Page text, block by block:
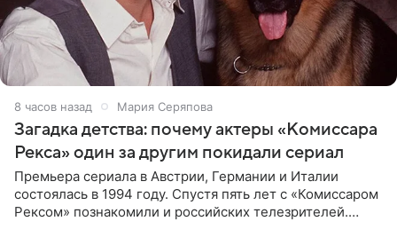
8 часов назад Мария Серяпова
Загадка детства: почему актеры «Комиссара
Рекса» один за другим покидали сериал
Премьера сериала в Австрии, Германии и Италии
состоялась в 1994 году. Спустя пять лет с «Комиссаром
Рексом» познакомили и российских телезрителей.